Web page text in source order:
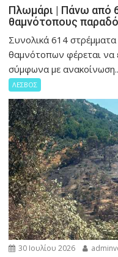
Πλωμάρι | Πάνω από
θαμνότοπους
Συνολικά 614
θαμνότοπων φέρεται να
σύμφωνα με
ΛΕΣΒΟΣ
30 Ιουλίου 2026